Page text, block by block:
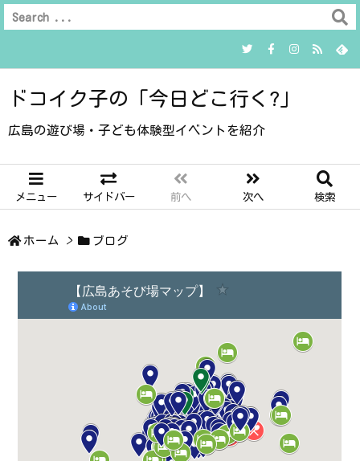
ドコイク子の「今日どこ行く?」
広島の遊び場・子ども体験型イベントを紹介
メニュー サイドバー 前へ 次へ 検索
ホーム > ブログ